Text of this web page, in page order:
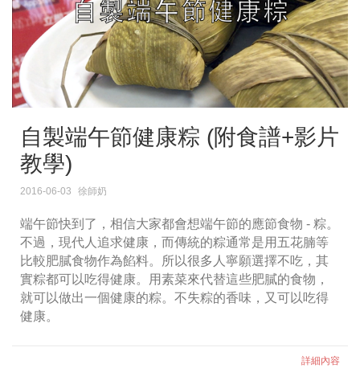
自製端午節健康粽 (附食譜+影片
教學)
2016-06-03 徐師奶
端午節快到了，相信大家都會想端午節的應節食物 - 粽。
不過，現代人追求健康，而傳統的粽通常是用五花腩等
比較肥膩食物作為餡料。所以很多人寧願選擇不吃，其
實粽都可以吃得健康。用素菜來代替這些肥膩的食物，
就可以做出一個健康的粽。不失粽的香味，又可以吃得
健康。
詳細內容